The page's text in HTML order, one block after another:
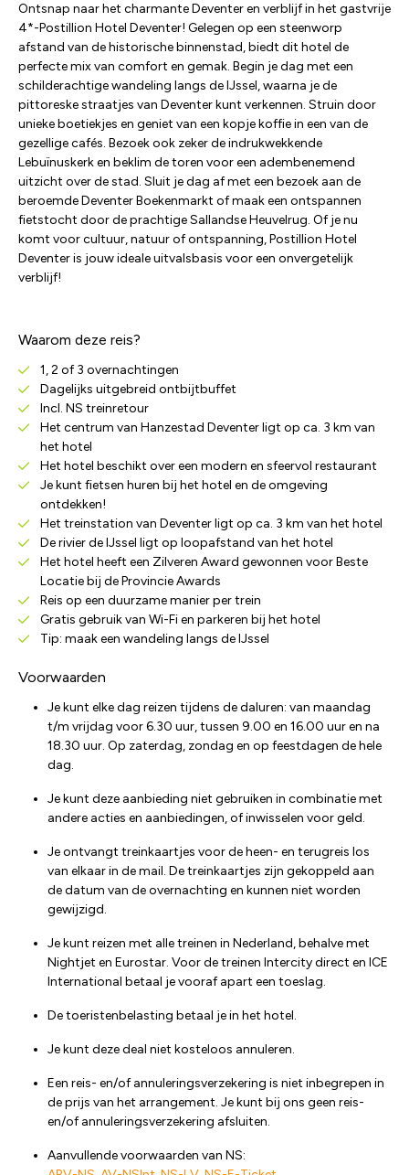
Ontsnap naar het charmante Deventer en verblijf in het gastvrije
4*-Postillion Hotel Deventer! Gelegen op een steenworp
afstand van de historische binnenstad, biedt dit hotel de
perfecte mix van comfort en gemak. Begin je dag met een
schilderachtige wandeling langs de IJssel, waarna je de
pittoreske straatjes van Deventer kunt verkennen. Struin door
unieke boetiekjes en geniet van een kopje koffie in een van de
gezellige cafés. Bezoek ook zeker de indrukwekkende
Lebuïnuskerk en beklim de toren voor een adembenemend
uitzicht over de stad. Sluit je dag af met een bezoek aan de
beroemde Deventer Boekenmarkt of maak een ontspannen
fietstocht door de prachtige Sallandse Heuvelrug. Of je nu
komt voor cultuur, natuur of ontspanning, Postillion Hotel
Deventer is jouw ideale uitvalsbasis voor een onvergetelijk
verblijf!
Waarom deze reis?
1, 2 of 3 overnachtingen
Dagelijks uitgebreid ontbijtbuffet
Incl. NS treinretour
Het centrum van Hanzestad Deventer ligt op ca. 3 km van
het hotel
Het hotel beschikt over een modern en sfeervol restaurant
Je kunt fietsen huren bij het hotel en de omgeving
ontdekken!
Het treinstation van Deventer ligt op ca. 3 km van het hotel
De rivier de IJssel ligt op loopafstand van het hotel
Het hotel heeft een Zilveren Award gewonnen voor Beste
Locatie bij de Provincie Awards
Reis op een duurzame manier per trein
Gratis gebruik van Wi-Fi en parkeren bij het hotel
Tip: maak een wandeling langs de IJssel
Voorwaarden
Je kunt elke dag reizen tijdens de daluren: van maandag
t/m vrijdag voor 6.30 uur, tussen 9.00 en 16.00 uur en na
18.30 uur. Op zaterdag, zondag en op feestdagen de hele
dag.
Je kunt deze aanbieding niet gebruiken in combinatie met
andere acties en aanbiedingen, of inwisselen voor geld.
Je ontvangt treinkaartjes voor de heen- en terugreis los
van elkaar in de mail. De treinkaartjes zijn gekoppeld aan
de datum van de overnachting en kunnen niet worden
gewijzigd.
Je kunt reizen met alle treinen in Nederland, behalve met
Nightjet en Eurostar. Voor de treinen Intercity direct en ICE
International betaal je vooraf apart een toeslag.
De toeristenbelasting betaal je in het hotel.
Je kunt deze deal niet kosteloos annuleren.
Een reis- en/of annuleringsverzekering is niet inbegrepen in
de prijs van het arrangement. Je kunt bij ons geen reis-
en/of annuleringsverzekering afsluiten.
Aanvullende voorwaarden van NS: